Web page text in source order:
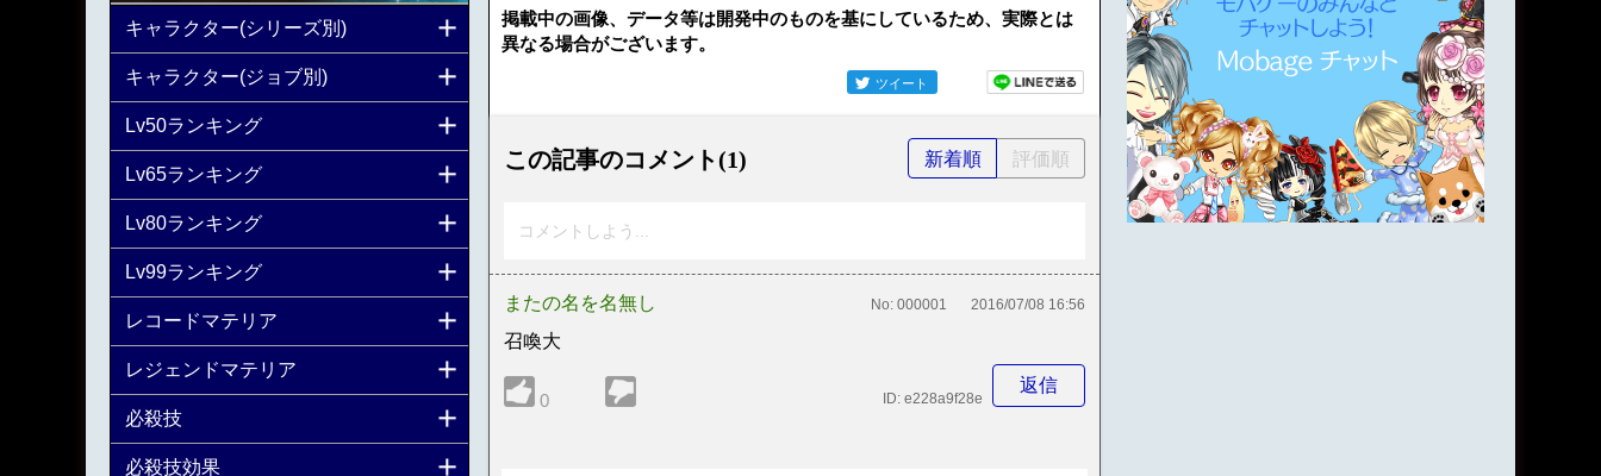
掲載中の画像、データ等は開発中のものを基にしているため、実際とは
異なる場合がございます。
ツイート
この記事のコメント(1) 新着順 評価順
コメントしよう...
またの名を名無し No: 000001 2016/07/08 16:56
召喚大
0
返信
ID: e228a9f28e
キャラクター(シリーズ別)
キャラクター(ジョブ別)
Lv50ランキング
Lv65ランキング
Lv80ランキング
Lv99ランキング
レコードマテリア
レジェンドマテリア
必殺技
必殺技効果